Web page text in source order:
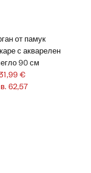
от памук
с акварелен
90 см
първоначална цена
[31,99 € лв. 62,57]
€
62,57